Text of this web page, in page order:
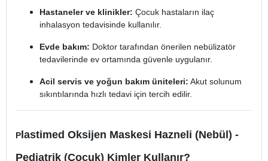
Hastaneler ve klinikler: Çocuk hastaların ilaç
inhalasyon tedavisinde kullanılır.
Evde bakım: Doktor tarafından önerilen nebülizatör
tedavilerinde ev ortamında güvenle uygulanır.
Acil servis ve yoğun bakım üniteleri: Akut solunum
sıkıntılarında hızlı tedavi için tercih edilir.
P lastimed Oksijen Maskesi Hazneli (Nebül) -
Pediatrik (Çocuk) Kimler Kullanır?